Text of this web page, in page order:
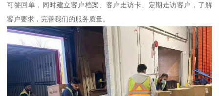
可签回单，同时建立客户档案、客户走访卡、定期走访客户，了解
客户要求，完善我们的服务质量。